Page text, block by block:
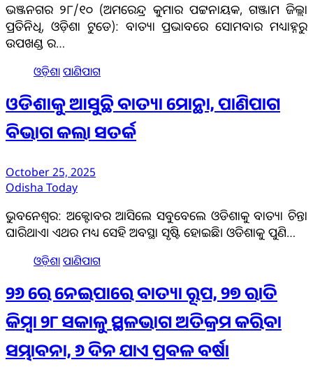
ଭଞ୍ଜନଗର ୨୮/୧୦ (ଅମରେନ୍ଦ୍ର କୁମାର ପଟ୍ଟନାୟକ, ଗଞ୍ଜାମ ଜିଲ୍ଲା
ପ୍ରତିନିଧି, ଓଡ଼ିଶା ଟୁଡେ): ବାତ୍ୟା ପ୍ରଭାବରେ ସୋମବାର ମଧ୍ୟାହ୍ନରୁ
ଉପଖଣ୍ଡ ର…
ଓଡ଼ିଶାପାଣିପାଗ
ଓଡିଶାକୁ ଆସୁଛି ବାତ୍ୟା ମୋନ୍ଥା, ପାଣିପାଗ
ବିଭାଗ କଲା ସତର୍କ
October 25, 2025
Odisha Today
ଭୁବନେଶ୍ବର: ଅକ୍ଟୋବର ଆସିଲେ ସବୁବେଲେ ଓଡିଶାକୁ ବାତ୍ୟା ଚିନ୍ତା
ଘାରିଥାଏ। ଏଥର ମଧ୍ୟ ସେହି ଅବସ୍ଥା ସୃଷ୍ଟି ହୋଇଛି। ଓଡିଶାକୁ ପୁଣି…
ଓଡ଼ିଶାପାଣିପାଗ
୨୬ ରେ ନେଇପାରେ ବାତ୍ୟା ରୂପ, ୨୭ ରାତି
କିମ୍ବା ୨୮ ସକାଳୁ ସ୍ଥଳଭାଗ ଅତିକ୍ରମ କରିବା
ସମ୍ଭାବନା, ୬ ଦିନ ଯାଏ ପ୍ରବଳ ବର୍ଷା